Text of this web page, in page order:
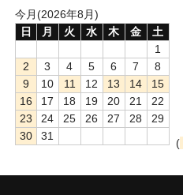
今月(2026年8月)
日
月 火 水 木 金
土
1
2
3 4 5 6 7
8
9
10 11 12 13 14
15
16
17 18 19 20 21
22
23
24 25 26 27 28
29
30
31
(